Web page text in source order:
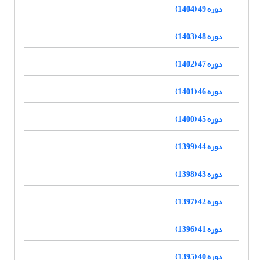
دوره 49 (1404)
دوره 48 (1403)
دوره 47 (1402)
دوره 46 (1401)
دوره 45 (1400)
دوره 44 (1399)
دوره 43 (1398)
دوره 42 (1397)
دوره 41 (1396)
دوره 40 (1395)